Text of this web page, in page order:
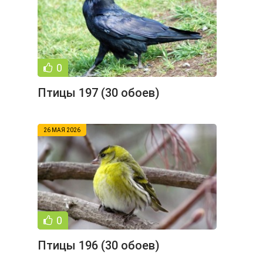
0
Птицы 197 (30 обоев)
26 МАЯ 2026
0
Птицы 196 (30 обоев)